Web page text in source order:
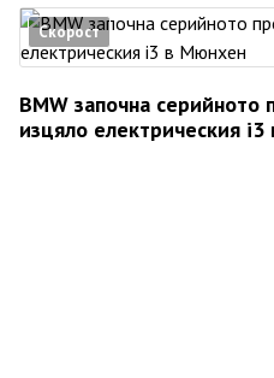
Скорост
BMW започна серийното
изцяло електрическия